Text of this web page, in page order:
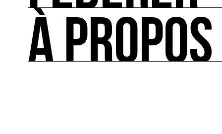
FÉDÉRER
Le répertoire des acteurs de l’écologie
À PROPOS